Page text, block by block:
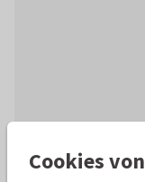
Cookies